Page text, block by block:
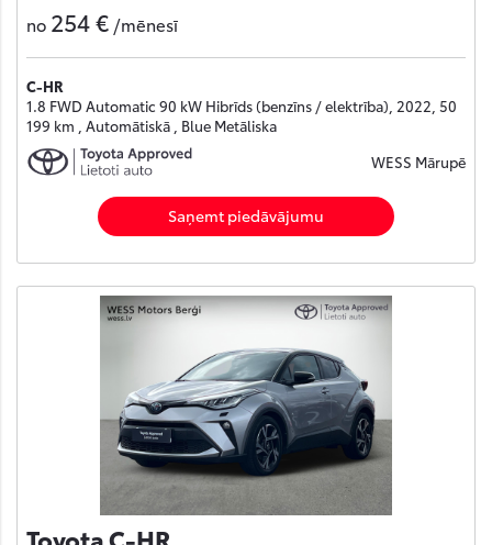
no 254 € /mēnesī
C-HR
1.8 FWD Automatic 90 kW Hibrīds (benzīns / elektrība), 2022, 50
199 km , Automātiskā , Blue Metāliska
WESS Mārupē
Saņemt piedāvājumu